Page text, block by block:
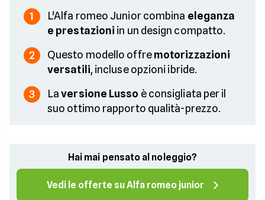
1 L'Alfa romeo Junior combina eleganza
e prestazioni in un design compatto.
2 Questo modello offremotorizzazioni
versatili, incluse opzioni ibride.
3 Laversione Lusso è consigliata per il
suo ottimo rapporto qualità-prezzo.
Hai mai pensato al noleggio?
Vedi le offerte su Alfa romeo junior